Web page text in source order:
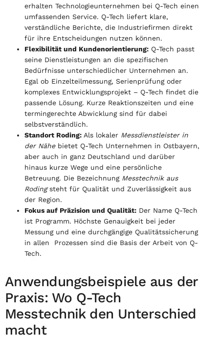
erhalten Technologieunternehmen bei Q-Tech einen
umfassenden Service. Q-Tech liefert klare,
verständliche Berichte, die Industriefirmen direkt
für ihre Entscheidungen nutzen können.
Flexibilität und Kundenorientierung: Q-Tech passt
seine Dienstleistungen an die spezifischen
Bedürfnisse unterschiedlicher Unternehmen an.
Egal ob Einzelteilmessung, Serienprüfung oder
komplexes Entwicklungsprojekt – Q-Tech findet die
passende Lösung. Kurze Reaktionszeiten und eine
termingerechte Abwicklung sind für dabei
selbstverständlich.
Standort Roding: Als lokaler Messdienstleister in
der Nähebietet Q-Tech Unternehmen in Ostbayern,
aber auch in ganz Deutschland und darüber
hinaus kurze Wege und eine persönliche
Betreuung. Die Bezeichnung Messtechnik aus
Rodingsteht für Qualität und Zuverlässigkeit aus
der Region.
Fokus auf Präzision und Qualität: Der Name Q-Tech
ist Programm. Höchste Genauigkeit bei jeder
Messung und eine durchgängige Qualitätssicherung
in allen Prozessen sind die Basis der Arbeit von Q-
Tech.
Anwendungsbeispiele aus der
Praxis: Wo Q-Tech
Messtechnik den Unterschied
macht